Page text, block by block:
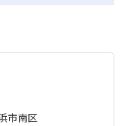
市南区